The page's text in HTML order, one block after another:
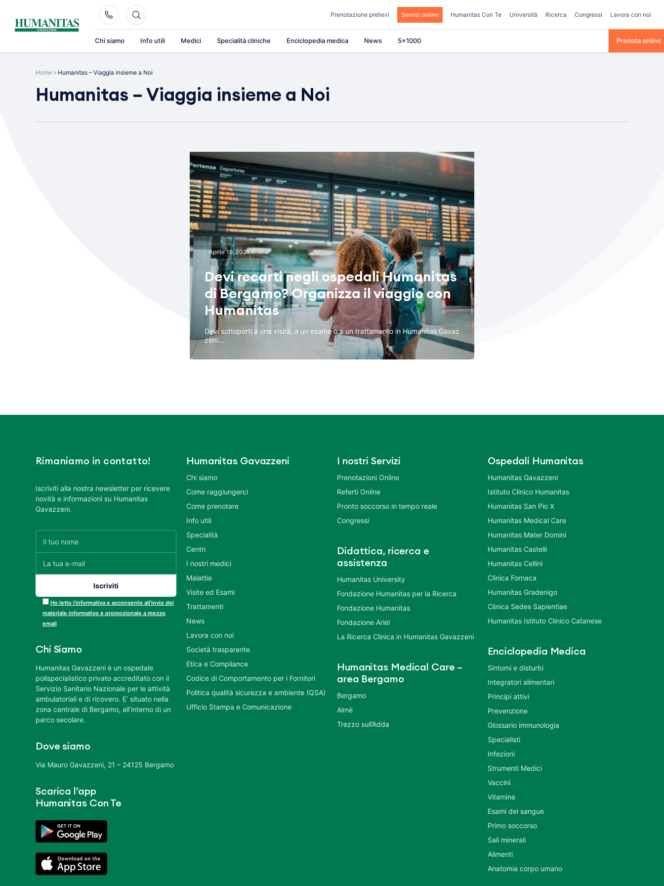
content
Prenotazione prelievi Servizi online Humanitas Con Te Università Ricerca Congressi Lavora con noi
Chi siamo Info utili Medici Specialità cliniche Enciclopedia medica News 5×1000 Prenota online
Home » Humanitas – Viaggia insieme a Noi
Humanitas – Viaggia insieme a Noi
Aprile 19, 2021
Devi recarti negli ospedali Humanitas
di Bergamo? Organizza il viaggio con
Humanitas
Devi sottoporti a una visita, a un esame o a un trattamento in Humanitas Gavaz
zeni...
Rimaniamo in contatto!
Iscriviti alla nostra newsletter per ricevere
novità e informazioni su Humanitas
Gavazzeni.
Ho letto l’informativa e acconsento all’invio del
materiale informativo e promozionale a mezzo
email
Chi Siamo
Humanitas Gavazzeni è un ospedale
polispecialistico privato accreditato con il
Servizio Sanitario Nazionale per le attività
ambulatoriali e di ricovero. E’ situato nella
zona centrale di Bergamo, all’interno di un
parco secolare.
Dove siamo
Via Mauro Gavazzeni, 21 – 24125 Bergamo
Scarica l’app
Humanitas Con Te
Humanitas Gavazzeni
Chi siamo
Come raggiungerci
Come prenotare
Info utili
Specialità
Centri
I nostri medici
Malattie
Visite ed Esami
Trattamenti
News
Lavora con noi
Società trasparente
Etica e Compliance
Codice di Comportamento per i Fornitori
Politica qualità sicurezza e ambiente (QSA)
Ufficio Stampa e Comunicazione
I nostri Servizi
Prenotazioni Online
Referti Online
Pronto soccorso in tempo reale
Congressi
Didattica, ricerca e
assistenza
Humanitas University
Fondazione Humanitas per la Ricerca
Fondazione Humanitas
Fondazione Ariel
La Ricerca Clinica in Humanitas Gavazzeni
Humanitas Medical Care –
area Bergamo
Bergamo
Almè
Trezzo sull’Adda
Ospedali Humanitas
Humanitas Gavazzeni
Istituto Clinico Humanitas
Humanitas San Pio X
Humanitas Medical Care
Humanitas Mater Domini
Humanitas Castelli
Humanitas Cellini
Clinica Fornaca
Humanitas Gradenigo
Clinica Sedes Sapientiae
Humanitas Istituto Clinico Catanese
Enciclopedia Medica
Sintomi e disturbi
Integratori alimentari
Principi attivi
Prevenzione
Glossario immunologia
Specialisti
Infezioni
Strumenti Medici
Vaccini
Vitamine
Esami del sangue
Primo soccorso
Sali minerali
Alimenti
Anatomia corpo umano